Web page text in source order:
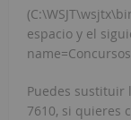
espacio y el
Puedes sustituir
7610, si quieres